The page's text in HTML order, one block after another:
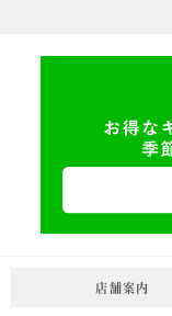
店舗案内